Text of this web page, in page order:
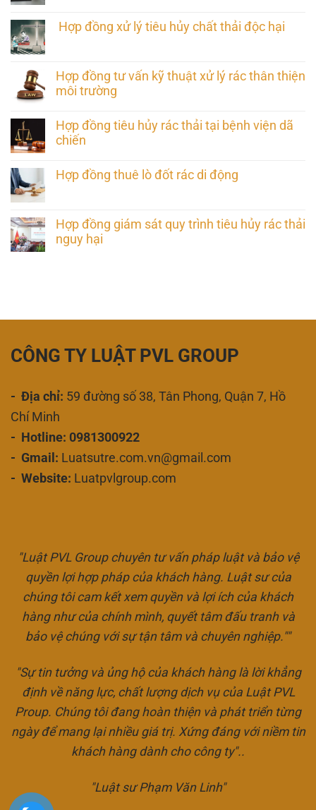
Hợp đồng xử lý tiêu hủy chất thải độc hại
Hợp đồng tư vấn kỹ thuật xử lý rác thân thiện
môi trường
Hợp đồng tiêu hủy rác thải tại bệnh viện dã
chiến
Hợp đồng thuê lò đốt rác di động
Hợp đồng giám sát quy trình tiêu hủy rác thải
nguy hại
CÔNG TY LUẬT PVL GROUP
- Địa chỉ: 59 đường số 38, Tân Phong, Quận 7, Hồ
Chí Minh
- Hotline: 0981300922
- Gmail: Luatsutre.com.vn@gmail.com
- Website: Luatpvlgroup.com
"Luật PVL Group chuyên tư vấn pháp luật và bảo vệ
quyền lợi hợp pháp của khách hàng. Luật sư của
chúng tôi cam kết xem quyền và lợi ích của khách
hàng như của chính mình, quyết tâm đấu tranh và
bảo vệ chúng với sự tận tâm và chuyên nghiệp.""
"Sự tin tưởng và ủng hộ của khách hàng là lời khẳng
định về năng lực, chất lượng dịch vụ của Luật PVL
Proup. Chúng tôi đang hoàn thiện và phát triển từng
ngày để mang lại nhiều giá trị. Xứng đáng với niềm tin
khách hàng dành cho công ty"..
"Luật sư Phạm Văn Linh"